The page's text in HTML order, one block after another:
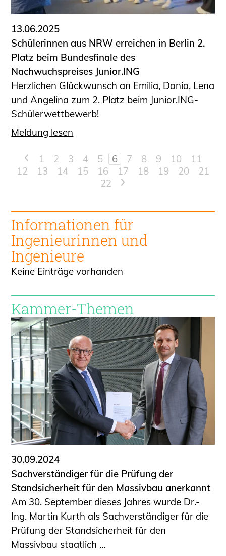
13.06.2025
Schülerinnen aus NRW erreichen in Berlin 2.
Platz beim Bundesfinale des
Nachwuchspreises Junior.ING
Herzlichen Glückwunsch an Emilia, Dania, Lena
und Angelina zum 2. Platz beim Junior.ING-
Schülerwettbewerb!
Meldung lesen
< 1 2 3 4 5 6 7 8 9 10
11
12
13 14 15 16 17 18 19 20
21
22
>
Informationen für
Ingenieurinnen und
Ingenieure
Keine Einträge vorhanden
Kammer-Themen
30.09.2024
Sachverständiger für die Prüfung der
Standsicherheit für den Massivbau anerkannt
Am 30. September dieses Jahres wurde Dr.-
Ing. Martin Kurth als Sachverständiger für die
Prüfung der Standsicherheit für den
Massivbau staatlich ...